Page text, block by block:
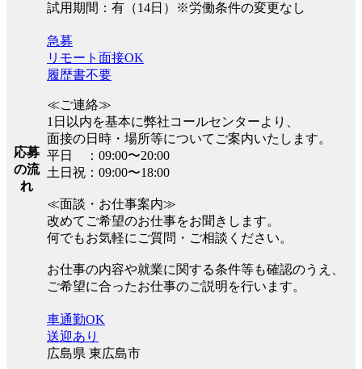
試用期間：有（14日）※労働条件の変更なし
応募
の流
れ
急募
リモート面接OK
履歴書不要
≪ご連絡≫
1日以内を基本に弊社コールセンターより、
面接の日時・場所等についてご案内いたします。
平日 ：09:00〜20:00
土日祝：09:00〜18:00
≪面談・お仕事案内≫
改めてご希望のお仕事をお聞きします。
何でもお気軽にご質問・ご相談ください。
お仕事の内容や就業に関する条件等も確認のうえ、
ご希望に合ったお仕事のご説明を行います。
車通勤OK
送迎あり
広島県 東広島市